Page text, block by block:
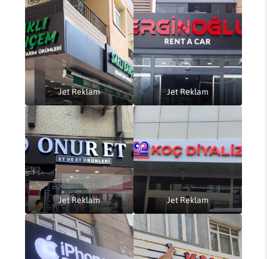
Jet Reklam Jet Reklam
Jet Reklam Jet Reklam